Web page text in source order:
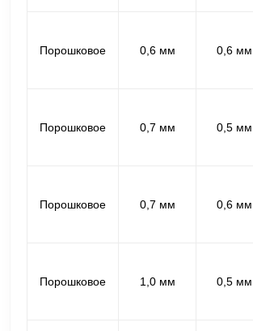
Порошковое 0,6 мм 0,6 мм
Порошковое 0,7 мм 0,5 мм
Порошковое 0,7 мм 0,6 мм
Порошковое 1,0 мм 0,5 мм